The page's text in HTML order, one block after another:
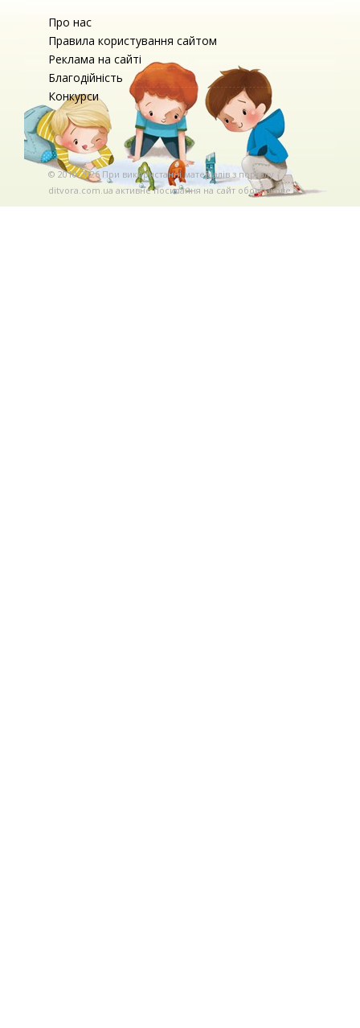
Про нас
Правила користування сайтом
Реклама на сайті
Благодійність
Конкурси
© 2010-2026 При використаннi матерiалiв з порталу
ditvora.com.ua активне посилання на сайт обов'язкове. .